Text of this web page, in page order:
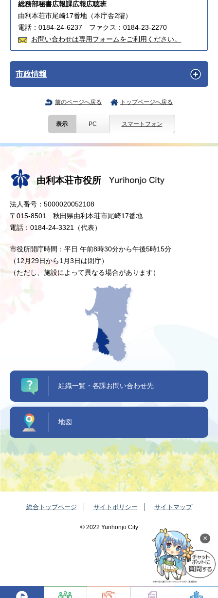
総務部秘書広報課広報広聴班
由利本荘市尾崎17番地（本庁舎2階）
電話：0184-24-6237 ファクス：0184-23-2270
お問い合わせは専用フォームをご利用ください。
市政情報
前のページへ戻る トップページへ戻る
表示 PC スマートフォン
×
由利本荘市役所
法人番号：5000020052108
〒015-8501 秋田県由利本荘市尾崎17番地
電話：0184-24-3321（代表）
市役所開庁時間：平日 午前8時30分から午後5時15分
（12月29日から1月3日は閉庁）
（ただし、施設によって異なる場合があります）
組織一覧・各課お問い合わせ先
地図
総合トップページ サイトポリシー サイトマップ
©️ 2022 Yurihonjo City